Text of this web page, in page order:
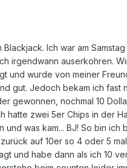
Ich war am
irgendwann auserkohren.
und wurde von meiner
gut. Jedoch bekam ich
gewonnen, nochmal 10
hatte zwei 5er Chips in der
und was kam... BJ! So bin
auf 10er so 4 oder 5
und habe dann als ich 10